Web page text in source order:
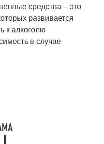
средства – это
развивается
к алкоголю
в случае